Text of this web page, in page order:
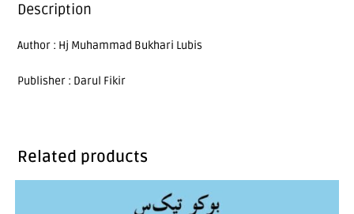
Description
Author : Hj Muhammad Bukhari Lubis
Publisher : Darul Fikir
Related products